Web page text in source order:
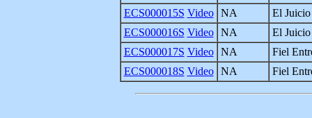
ECS000015S Video NA
El
ECS000016S Video NA
El
ECS000017S Video NA
Fiel
ECS000018S Video NA Fiel